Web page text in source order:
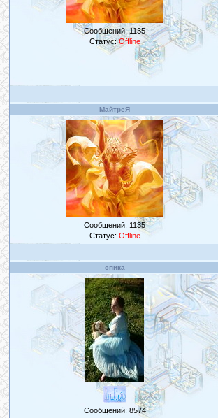
Сообщений:1135
Статус:Offline
МайтреЯ
Сообщений: 1135
Статус: Offline
спика
Сообщений: 8574